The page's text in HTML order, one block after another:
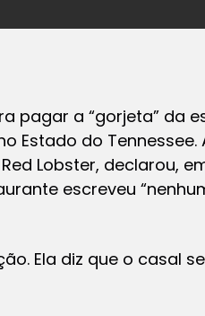
pagar a “gorjeta” da
Estado do
Red Lobster, declarou,
escreveu
Ela diz que o casal